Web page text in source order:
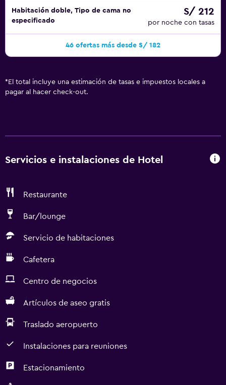
Habitación doble, Tipo de cama no
especificado
S/ 212
por noche con tasas
46 ofertas más desde S/ 182
* El total incluye una estimación de tasas e impuestos locales a
pagar al hacer check-out.
Servicios e instalaciones de Hotel
Restaurante
Bar/lounge
Servicio de habitaciones
Cafetera
Centro de negocios
Artículos de aseo gratis
Traslado aeropuerto
Instalaciones para reuniones
Estacionamiento